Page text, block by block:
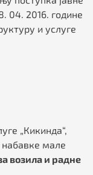
04. 2016. године
и услуге
„Кикинда“,
набавке мале
возила и радне